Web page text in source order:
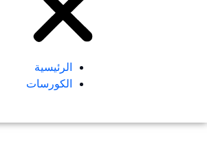
الرئيسية
الكورسات